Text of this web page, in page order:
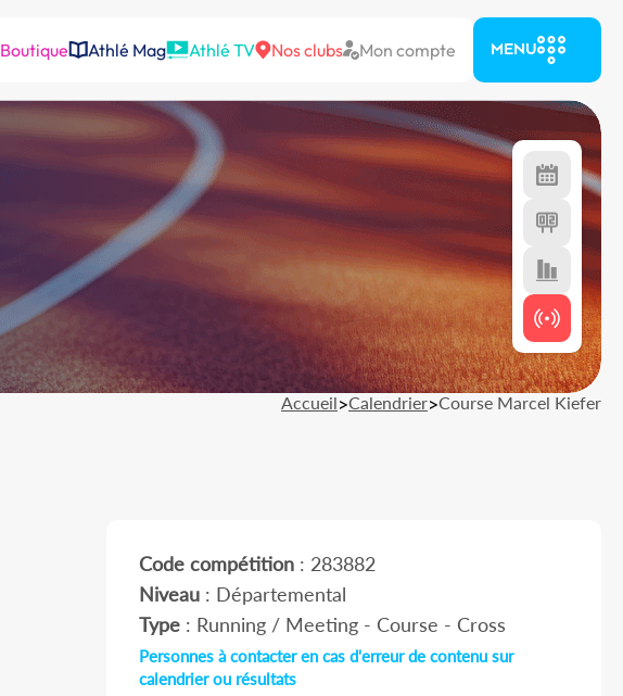
Boutique Athlé Mag Athlé TV Nos clubs Mon compte MENU
Accueil>Calendrier>Course Marcel Kiefer
Code compétition: 283882
Niveau: Départemental
Type: Running / Meeting - Course - Cross
Personnes à contacter en cas d'erreur de contenu sur
calendrier ou résultats